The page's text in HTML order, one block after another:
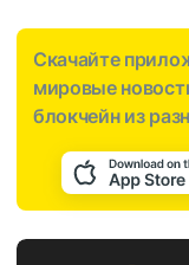
Скачайте
мировые
блокчейн из